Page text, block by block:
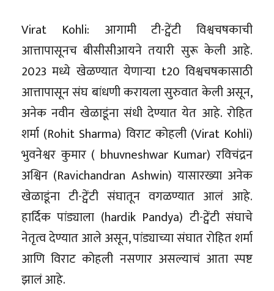
Virat Kohli: आगामी टी-ट्वेंटी विश्वचषकाची
आत्तापासूनच बीसीसीआयने तयारी सुरू केली आहे.
2023 मध्ये खेळण्यात येणाऱ्या t20 विश्वचषकासाठी
आत्तापासून संघ बांधणी करायला सुरुवात केली असून,
अनेक नवीन खेळाडूंना संधी देण्यात येत आहे. रोहित
शर्मा (Rohit Sharma) विराट कोहली (Virat Kohli)
भुवनेश्वर कुमार ( bhuvneshwar Kumar) रविचंद्रन
अश्विन (Ravichandran Ashwin) यासारख्या अनेक
खेळाडूंना टी-ट्वेंटी संघातून वगळण्यात आलं आहे.
हार्दिक पांड्याला (hardik Pandya) टी-ट्वेंटी संघाचे
नेतृत्व देण्यात आले असून, पांड्याच्या संघात रोहित शर्मा
आणि विराट कोहली नसणार असल्याचं आता स्पष्ट
झालं आहे.